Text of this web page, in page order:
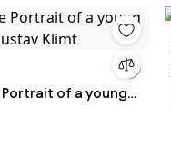
of a young
Klimt